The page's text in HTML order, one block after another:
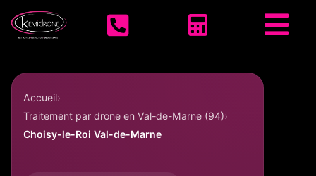
  
Accueil
Traitement par drone en Val-de-Marne (94)
Choisy-le-Roi Val-de-Marne